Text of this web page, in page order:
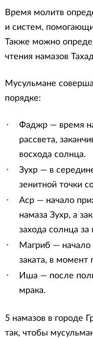
Время молитв
и систем,
Также можно
чтения намазов
Мусульмане
порядке:
Фаджр — время
рассвета,
восхода солнца.
Зухр — в
зенитной точки
Аср — начало
намаза Зухр, а
захода солнца за
Магриб — начало
заката, в момент
Иша — после
мрака.
5 намазов в городе
так, чтобы